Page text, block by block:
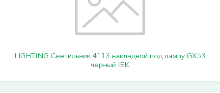
LIGHTING Светильник 4113 накладной под лампу GX53
черный IEK